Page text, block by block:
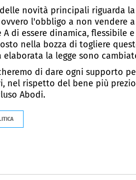
novità principali riguarda
l'obbligo a non vendere
A di essere dinamica, flessibile
nella bozza di togliere
elaborata la legge sono
di dare ogni supporto
nel rispetto del bene più
Abodi.